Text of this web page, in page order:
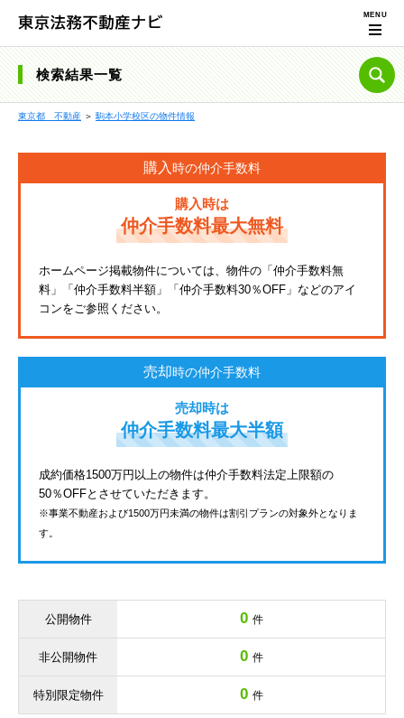
検索結果一覧
東京都 不動産 ＞ 駒本小学校区の物件情報
購入時の仲介手数料
購入時は
仲介手数料最大無料
ホームページ掲載物件については、物件の「仲介手数料無
料」「仲介手数料半額」「仲介手数料30％OFF」などのアイ
コンをご参照ください。
売却時の仲介手数料
売却時は
仲介手数料最大半額
成約価格1500万円以上の物件は仲介手数料法定上限額の
50％OFFとさせていただきます。
※事業不動産および1500万円未満の物件は割引プランの対象外となりま
す。
公開物件 0 件
非公開物件 0 件
特別限定物件 0 件